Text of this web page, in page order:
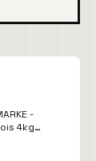
-
4kg